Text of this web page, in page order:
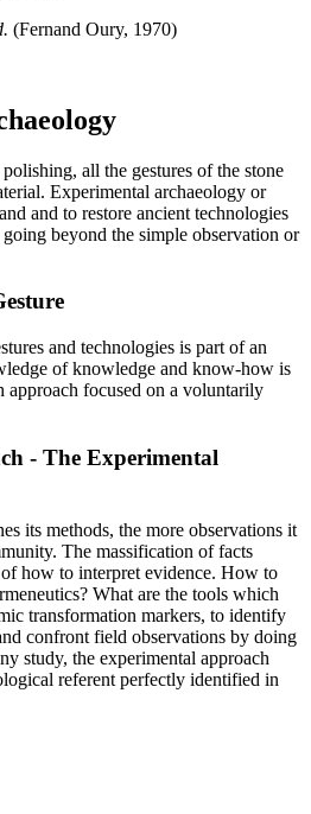
(Fernand Oury, 1970)
all the gestures of the stone
Experimental archaeology or
and to restore ancient technologies
beyond the simple observation or
and technologies is part of an
of knowledge and know-how is
approach focused on a voluntarily
- The Experimental
its methods, the more observations it
The massification of facts
how to interpret evidence. How to
What are the tools which
transformation markers, to identify
confront field observations by doing
study, the experimental approach
referent perfectly identified in